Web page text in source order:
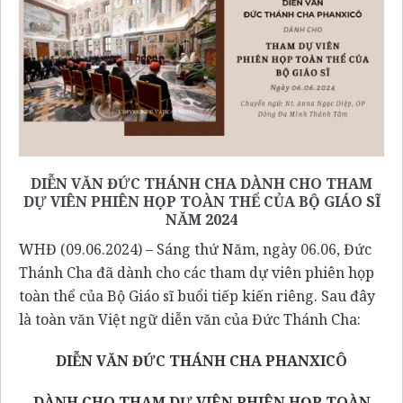
DIỄN VĂN ĐỨC THÁNH CHA DÀNH CHO THAM
DỰ VIÊN PHIÊN HỌP TOÀN THỂ CỦA BỘ GIÁO SĨ
NĂM 2024
WHĐ (09.06.2024) – Sáng thứ Năm, ngày 06.06, Đức
Thánh Cha đã dành cho các tham dự viên phiên họp
toàn thể của Bộ Giáo sĩ buổi tiếp kiến riêng. Sau đây
là toàn văn Việt ngữ diễn văn của Đức Thánh Cha:
DIỄN VĂN ĐỨC THÁNH CHA PHANXICÔ